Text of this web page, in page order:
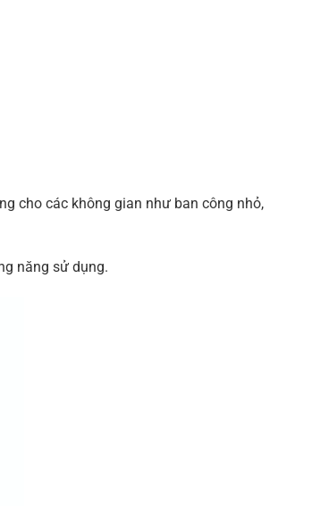
cho các không gian như ban công nhỏ,
năng sử dụng.